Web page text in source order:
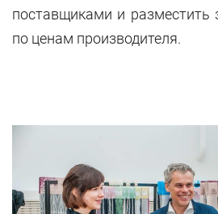
поставщиками и разместить
по ценам производителя.